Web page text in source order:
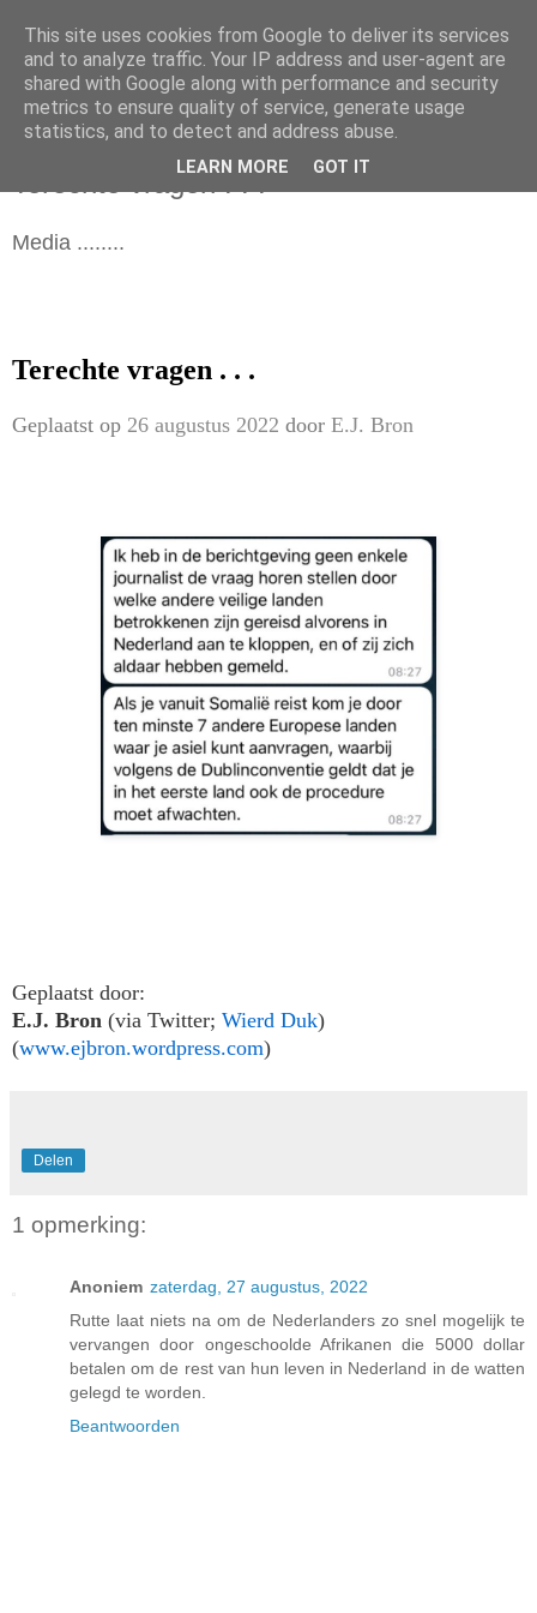
zaterdag 27 augustus 2022
Terechte vragen . . .
Media ........
Terechte vragen . . .
Geplaatst op 26 augustus 2022 door E.J. Bron
Geplaatst door:
E.J. Bron (via Twitter; Wierd Duk)
(www.ejbron.wordpress.com)
Delen
1 opmerking:
Anoniem zaterdag, 27 augustus, 2022
Rutte laat niets na om de Nederlanders zo snel mogelijk te
vervangen door ongeschoolde Afrikanen die 5000 dollar
betalen om de rest van hun leven in Nederland in de watten
gelegd te worden.
Beantwoorden
This site uses cookies from Google to deliver its services
and to analyze traffic. Your IP address and user-agent are
shared with Google along with performance and security
metrics to ensure quality of service, generate usage
statistics, and to detect and address abuse.
LEARN MORE GOT IT